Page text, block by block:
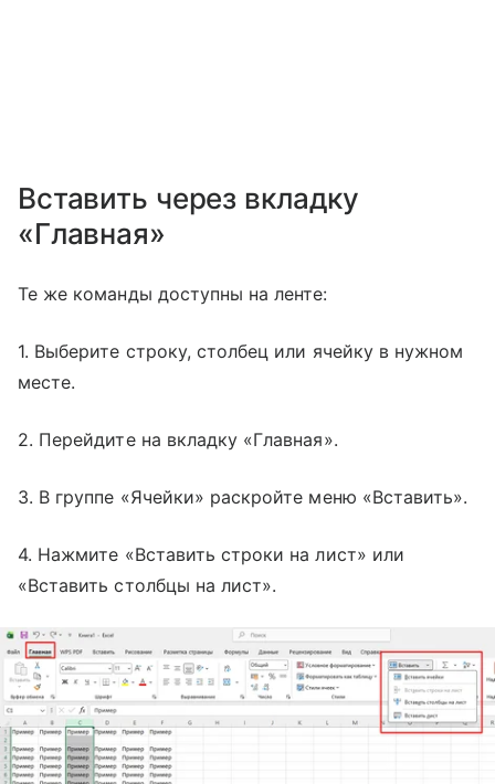
Вставить через вкладку
«Главная»
Те же команды доступны на ленте:
1. Выберите строку, столбец или ячейку в нужном
месте.
2. Перейдите на вкладку «Главная».
3. В группе «Ячейки» раскройте меню «Вставить».
4. Нажмите «Вставить строки на лист» или
«Вставить столбцы на лист».